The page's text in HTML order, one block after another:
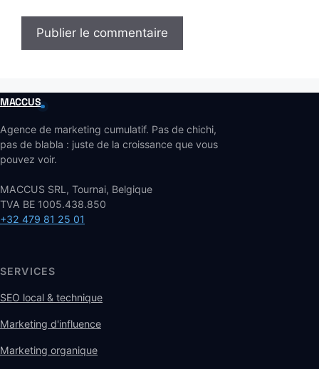
MACCUS
Agence de marketing cumulatif. Pas de chichi,
pas de blabla : juste de la croissance que vous
pouvez voir.
MACCUS SRL, Tournai, Belgique
TVA BE 1005.438.850
+32 479 81 25 01
SERVICES
SEO local & technique
Marketing d'influence
Marketing organique